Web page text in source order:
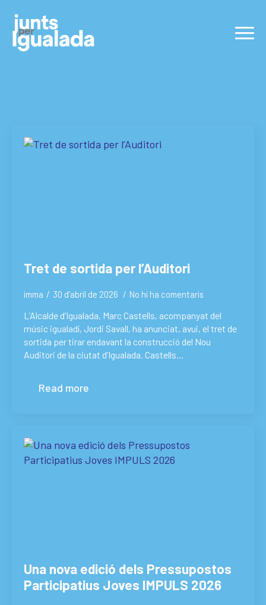
Tret de sortida per l’Auditori
imma 30 d'abril de 2026 No hi ha comentaris
L’Alcalde d’Igualada, Marc Castells, acompanyat del
músic igualadí, Jordi Savall, ha anunciat, avui, el tret de
sortida per tirar endavant la construcció del Nou
Auditori de la ciutat d’Igualada. Castells…
Read more
Una nova edició dels Pressupostos
Participatius Joves IMPULS 2026